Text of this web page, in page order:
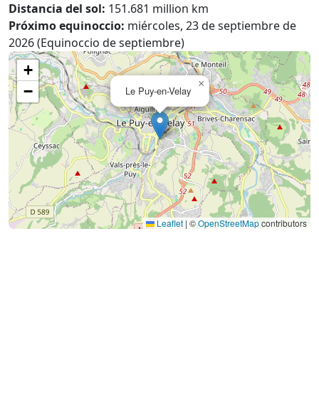
Distancia del sol: 151.681 million km
Próximo equinoccio: miércoles, 23 de septiembre de
2026 (Equinoccio de septiembre)
Le Puy-en-Velay
×
+
−
Leaflet | ©OpenStreetMapcontributors